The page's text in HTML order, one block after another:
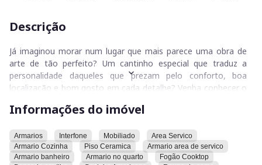
Descrição
Já imaginou morar num lugar que mais parece uma obra de
arte de tão perfeito? Um cantinho especial que traduz a
personalidade daqueles que prezam pelo conforto, boa
localização e bom gosto em cada detalhe? Venha conhecer o
em Goiânia, à espera do toque final: você.
Com uma tipologia de um banheiro, dois quartos e uma suíte
que alia praticidade e conforto, este apartamento tem o
tamanho ideal para acomodar seus sonhos mais divertidos e
Informações do imóvel
Armarios Interfone Mobiliado
Area Servico
Armario Cozinha
Piso Ceramica
Armario area de servico
Armario banheiro
Armario no quarto
Fogão Cooktop